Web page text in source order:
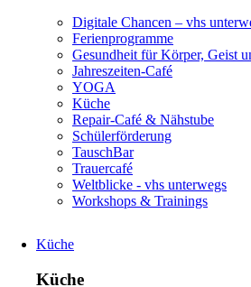
Navigation
überspringen
Digitale Chancen – vhs
Ferienprogramme
Gesundheit für Körper, Geist
Jahreszeiten-Café
YOGA
Küche
Repair-Café & Nähstube
Schülerförderung
TauschBar
Trauercafé
Weltblicke - vhs unterwegs
Workshops & Trainings
Küche
Küche